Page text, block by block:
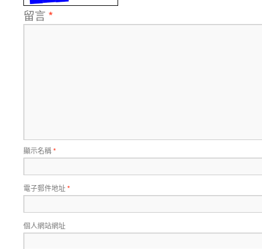
留言 *
顯示名稱*
電子郵件地址*
個人網站網址